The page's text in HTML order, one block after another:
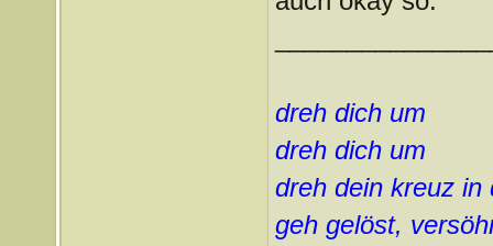
dreh dich um
dreh dich um
dreh dein kreuz in
geh gelöst,